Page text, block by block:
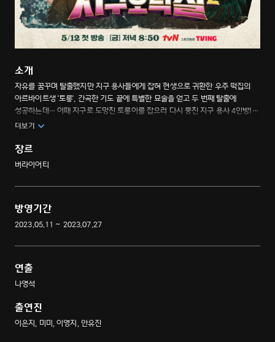
소개
자유를 꿈꾸며 탈출했지만 지구 용사들에게 잡혀 현생으로 귀환한 우주 떡집의
아르바이트생 '토롱'. 간곡한 기도 끝에 특별한 묘술을 얻고 두 번째 탈출에
성공하는데… 이때 지구로 도망친 토롱이를 잡으러 다시 뭉친 지구 용사 4인방!
'겨울왕국' 핀란드와 '신들의 섬' 발리를 넘나드는 지구 용사즈의 예측불허
더보기
장르
버라이어티
방영기간
2023.05.11 ~ 2023.07.27
연출
나영석
출연진
이은지, 미미, 이영지, 안유진